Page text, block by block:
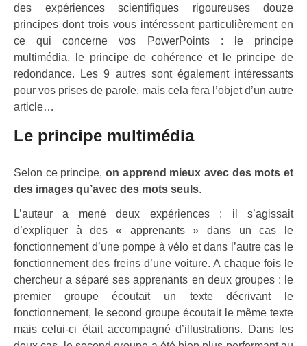
des expériences scientifiques rigoureuses douze
principes dont trois vous intéressent particulièrement en
ce qui concerne vos PowerPoints : le principe
multimédia, le principe de cohérence et le principe de
redondance. Les 9 autres sont également intéressants
pour vos prises de parole, mais cela fera l’objet d’un autre
article…
Le principe multimédia
Selon ce principe, on apprend mieux avec des mots et
des images qu’avec des mots seuls.
L’auteur a mené deux expériences : il s’agissait
d’expliquer à des « apprenants » dans un cas le
fonctionnement d’une pompe à vélo et dans l’autre cas le
fonctionnement des freins d’une voiture. A chaque fois le
chercheur a séparé ses apprenants en deux groupes : le
premier groupe écoutait un texte décrivant le
fonctionnement, le second groupe écoutait le même texte
mais celui-ci était accompagné d’illustrations. Dans les